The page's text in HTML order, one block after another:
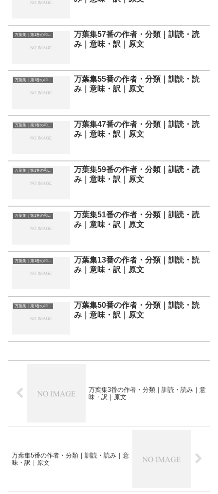
万葉集｜第1巻の和歌一覧
万葉集57番の作者・分類｜訓読・読
み｜意味・訳｜原文
万葉集｜第1巻の和歌一覧
万葉集55番の作者・分類｜訓読・読
み｜意味・訳｜原文
万葉集｜第1巻の和歌一覧
万葉集47番の作者・分類｜訓読・読
み｜意味・訳｜原文
万葉集｜第1巻の和歌一覧
万葉集59番の作者・分類｜訓読・読
み｜意味・訳｜原文
万葉集｜第1巻の和歌一覧
万葉集51番の作者・分類｜訓読・読
み｜意味・訳｜原文
万葉集｜第1巻の和歌一覧
万葉集13番の作者・分類｜訓読・読
み｜意味・訳｜原文
万葉集50番の作者・分類｜訓読・読
み｜意味・訳｜原文
万葉集3番の作者・分類｜訓読・読み｜意
味・訳｜原文
万葉集5番の作者・分類｜訓読・読み｜意
味・訳｜原文